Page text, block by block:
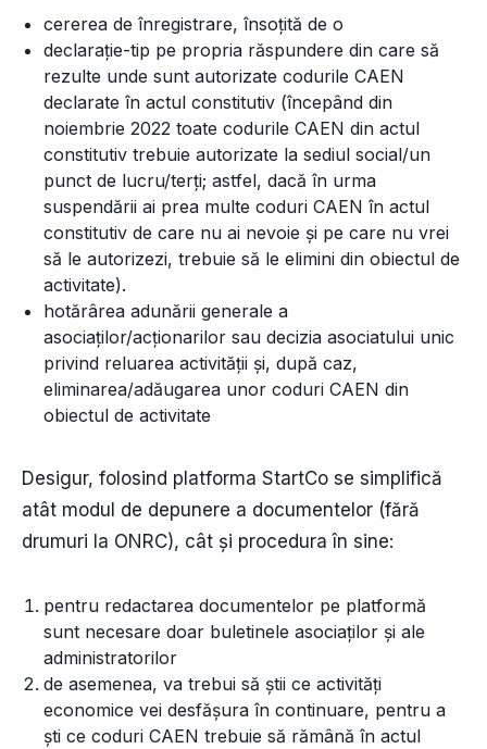
cererea de înregistrare, însoţită de o
declaraţie-tip pe propria răspundere din care să
rezulte unde sunt autorizate codurile CAEN
declarate în actul constitutiv (începând din
noiembrie 2022 toate codurile CAEN din actul
constitutiv trebuie autorizate la sediul social/un
punct de lucru/terți; astfel, dacă în urma
suspendării ai prea multe coduri CAEN în actul
constitutiv de care nu ai nevoie și pe care nu vrei
să le autorizezi, trebuie să le elimini din obiectul de
activitate).
hotărârea adunării generale a
asociaţilor/acţionarilor sau decizia asociatului unic
privind reluarea activităţii și, după caz,
eliminarea/adăugarea unor coduri CAEN din
obiectul de activitate
Desigur, folosind platforma StartCo se simplifică
atât modul de depunere a documentelor (fără
drumuri la ONRC), cât și procedura în sine:
pentru redactarea documentelor pe platformă
sunt necesare doar buletinele asociaților și ale
administratorilor
de asemenea, va trebui să știi ce activități
economice vei desfășura în continuare, pentru a
ști ce coduri CAEN trebuie să rămână în actul